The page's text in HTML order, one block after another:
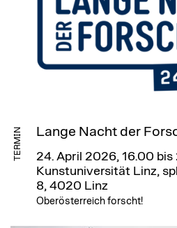
TERMIN Lange Nacht der
24. April 2026, 16.00 bis
Kunstuniversität Linz,
8, 4020 Linz
Oberösterreich forscht!